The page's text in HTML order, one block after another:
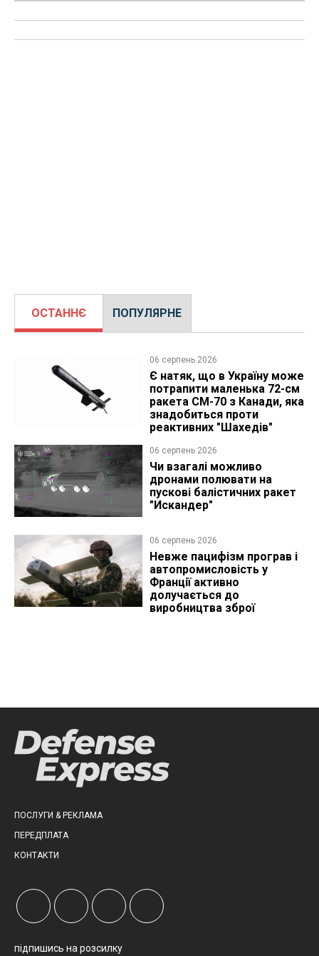
ОСТАННЄ ПОПУЛЯРНЕ
06 серпень 2026
Є натяк, що в Україну може
потрапити маленька 72-см
ракета CM-70 з Канади, яка
знадобиться проти
реактивних "Шахедів"
06 серпень 2026
Чи взагалі можливо
дронами полювати на
пускові балістичних ракет
"Искандер"
06 серпень 2026
Невже пацифізм програв і
автопромисловість у
Франції активно
долучається до
виробництва зброї
ПОСЛУГИ & РЕКЛАМА
ПЕРЕДПЛАТА
КОНТАКТИ
підпишись на розсилку